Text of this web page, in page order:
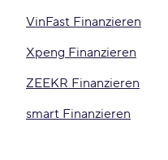
VinFast Finanzieren
Xpeng Finanzieren
ZEEKR Finanzieren
smart Finanzieren